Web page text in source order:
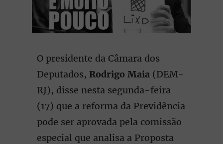
O presidente da Câmara dos
Deputados, Rodrigo Maia (DEM-
RJ), disse nesta segunda-feira
(17) que a reforma da Previdência
pode ser aprovada pela comissão
especial que analisa a Proposta